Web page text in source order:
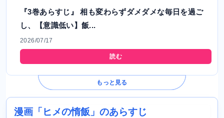
『3巻あらすじ』 相も変わらずダメダメな毎日を過ご
し、【意識低い】飯...
2026/07/17
読む
もっと見る
漫画「ヒメの惰飯」のあらすじ